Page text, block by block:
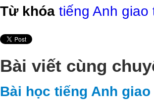
Từ khóa tiếng Anh
Bài viết cùng
Bài học tiếng Anh